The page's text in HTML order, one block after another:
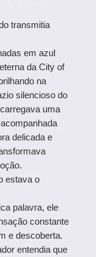
transmitia
em azul
da City of
na
silencioso do
uma
delicada e
estava o
palavra, ele
constante
e descoberta.
entendia que